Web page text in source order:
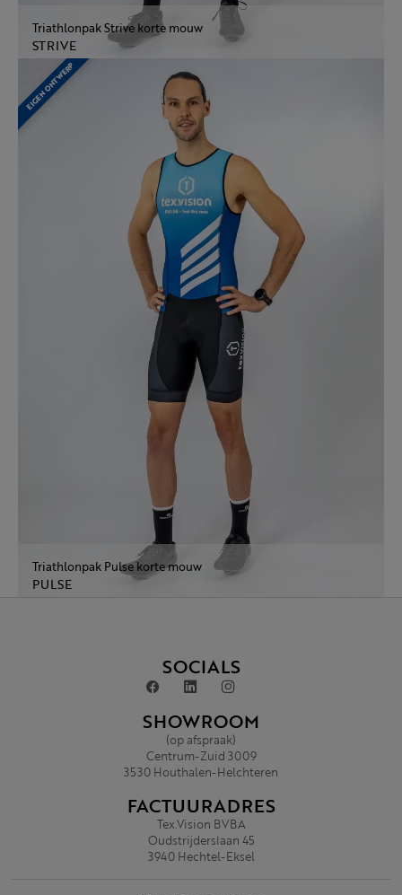
Triathlonpak Strive korte mouw
STRIVE
EIGEN ONTWERP
Triathlonpak Pulse korte mouw
PULSE
SOCIALS
SHOWROOM
(op afspraak)
Centrum-Zuid 3009
3530 Houthalen-Helchteren
FACTUURADRES
Tex.Vision BVBA
Oudstrijderslaan 45
3940 Hechtel-Eksel